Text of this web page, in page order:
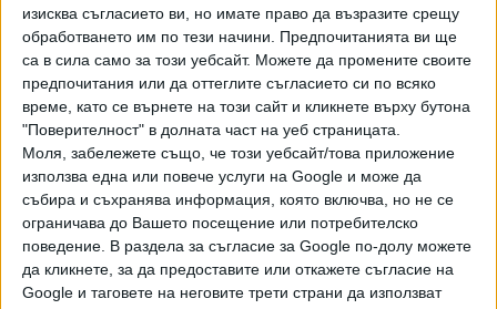
изисква съгласието ви, но имате право да възразите срещу
обработването им по тези начини. Предпочитанията ви ще
са в сила само за този уебсайт. Можете да промените своите
предпочитания или да оттеглите съгласието си по всяко
време, като се върнете на този сайт и кликнете върху бутона
"Поверителност" в долната част на уеб страницата.
Моля, забележете също, че този уебсайт/това приложение
използва една или повече услуги на Google и може да
събира и съхранява информация, която включва, но не се
ограничава до Вашето посещение или потребителско
поведение. В раздела за съгласие за Google по-долу можете
да кликнете, за да предоставите или откажете съгласие на
Google и таговете на неговите трети страни да използват
Хавайската Богородица заплака с фентанилови сълзи